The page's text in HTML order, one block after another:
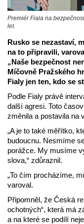
Premiér Fiala na
let.
Rusko se nezastaví,
na to připravili,
„Naše bezpečnost
Míčovně Pražského
Fialy jen ten, kdo se
Podle Fialy právě
další agresi. Toto
změnila a postavila na
„A je to také měřítko,
budoucnu. Nesmíme
porážce. My musíme
slova,“ zdůraznil.
„To čím procházíme,
varoval.
Připomněl, že Česká
ochotných“, která má
a na které se podílí